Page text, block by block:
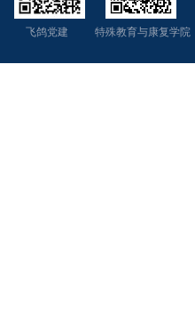
飞鸽党建 特殊教育与康复学院